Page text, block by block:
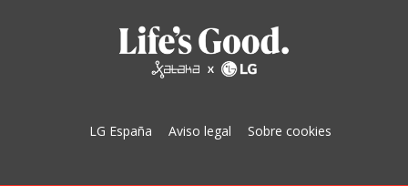
LG España Aviso legal Sobre cookies